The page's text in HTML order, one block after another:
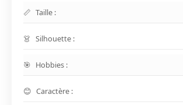
Taille :
Silhouette :
Hobbies :
Caractère :